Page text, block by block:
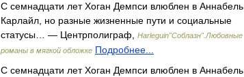
С семнадцати лет Хоган Демпси влюблен в Аннабель
Карлайл, но разные жизненные пути и социальные
статусы… — Центрполиграф,
Harleguin"Соблазн".Любовные
романы в мягкой обложке Подробнее...
С семнадцати лет Хоган Демпси влюблен в Аннабель